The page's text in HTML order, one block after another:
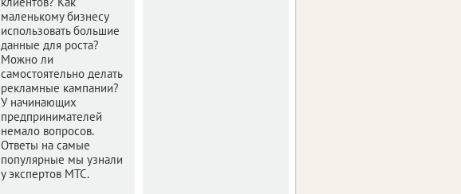
маленькому бизнесу
использовать большие
данные для роста?
Можно ли
самостоятельно делать
рекламные кампании?
У начинающих
предпринимателей
немало вопросов.
Ответы на самые
популярные мы узнали
у экспертов МТС.